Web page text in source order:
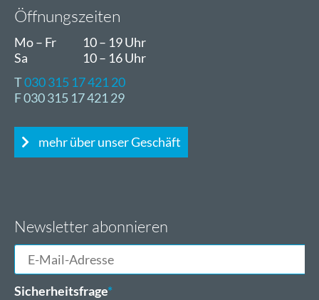
Öffnungszeiten
Mo – Fr
10 – 19 Uhr
Sa
10 – 16 Uhr
T030 315 17 421 20
F 030 315 17 421 29
mehr über unser Geschäft
Newsletter abonnieren
E-
Mail-
Adresse
Pflichtfeld
Sicherheitsfrage*